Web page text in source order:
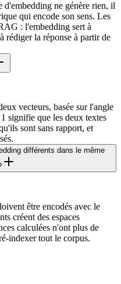
ne génère rien, il
qui encode son sens. Les
: l'embedding sert à
rédiger la réponse à partir de
vecteurs, basée sur l'angle
signifie que les deux textes
sont sans rapport, et
différents dans le même
être encodés avec le
créent des espaces
calculées n'ont plus de
indexer tout le corpus.